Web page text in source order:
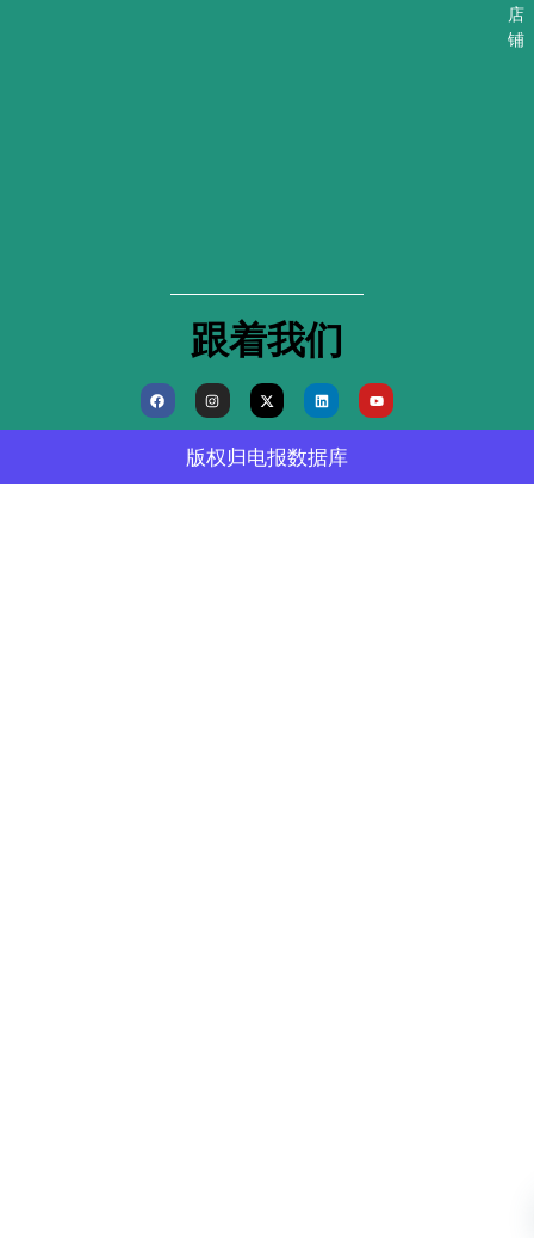
店
铺
跟着我们
F
a
c
e
k
I
n
s
t
a
g
a
X
-
t
w
t
e
L
i
n
k
e
d
n
Y
o
u
t
版权归电报数据库